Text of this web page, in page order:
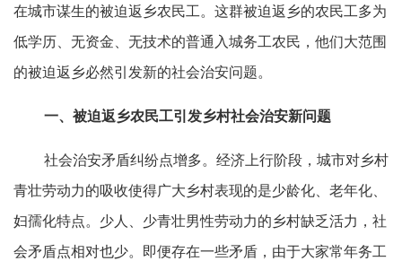
在城市谋生的被迫返乡农民工。这群被迫返乡的农民工多为
低学历、无资金、无技术的普通入城务工农民，他们大范围
的被迫返乡必然引发新的社会治安问题。
一、被迫返乡农民工引发乡村社会治安新问题
社会治安矛盾纠纷点增多。经济上行阶段，城市对乡村
青壮劳动力的吸收使得广大乡村表现的是少龄化、老年化、
妇孺化特点。少人、少青壮男性劳动力的乡村缺乏活力，社
会矛盾点相对也少。即便存在一些矛盾，由于大家常年务工